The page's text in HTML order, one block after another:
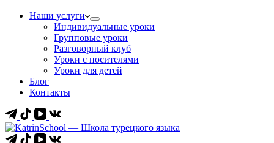
Наши услуги
Индивидуальные уроки
Групповые уроки
Разговорный клуб
Уроки с носителями
Уроки для детей
Блог
Контакты